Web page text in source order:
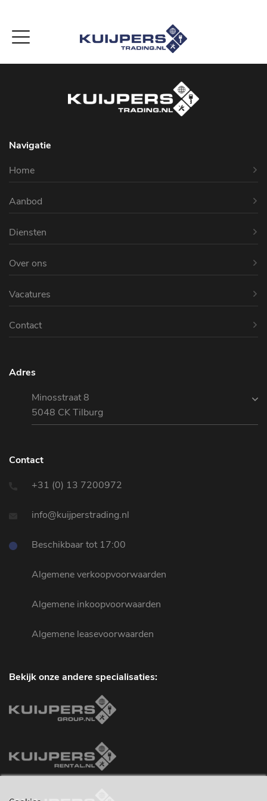
Navigatie
Home
Aanbod
Diensten
Over ons
Vacatures
Contact
Adres
Minosstraat 8
5048 CK Tilburg
Contact
+31 (0) 13 7200972
info@kuijperstrading.nl
Beschikbaar tot 17:00
Algemene verkoopvoorwaarden
Algemene inkoopvoorwaarden
Algemene leasevoorwaarden
Bekijk onze andere specialisaties: